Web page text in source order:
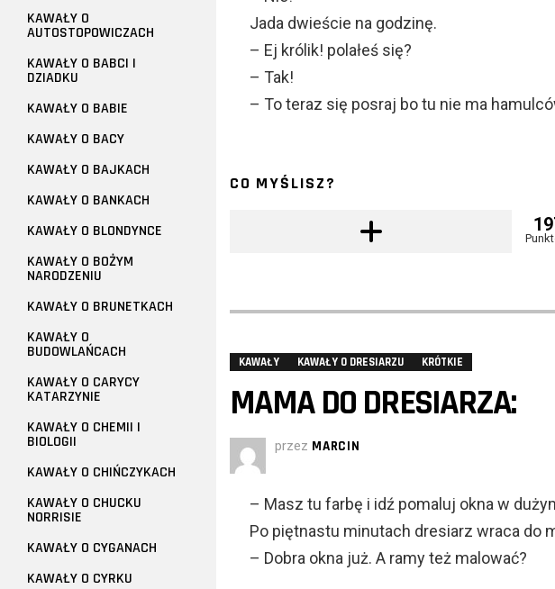
Jada dwieście na godzinę.
– Ej królik! polałeś się?
– Tak!
– To teraz się posraj bo tu nie ma
CO MYŚLISZ?
KAWAŁY KAWAŁY O DRESIARZU KRÓTKIE
MAMA DO DRESIARZA:
przez MARCIN
– Masz tu farbę i idź pomaluj okna w
Po piętnastu minutach dresiarz wraca do
– Dobra okna już. A ramy też malować?
KAWAŁY O
AUTOSTOPOWICZACH
KAWAŁY O BABCI I
DZIADKU
KAWAŁY O BABIE
KAWAŁY O BACY
KAWAŁY O BAJKACH
KAWAŁY O BANKACH
KAWAŁY O BLONDYNCE
KAWAŁY O BOŻYM
NARODZENIU
KAWAŁY O BRUNETKACH
KAWAŁY O
BUDOWLAŃCACH
KAWAŁY O CARYCY
KATARZYNIE
KAWAŁY O CHEMII I
BIOLOGII
KAWAŁY O CHIŃCZYKACH
KAWAŁY O CHUCKU
NORRISIE
KAWAŁY O CYGANACH
KAWAŁY O CYRKU